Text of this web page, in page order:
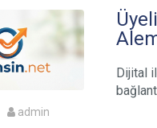
admin
Dijital